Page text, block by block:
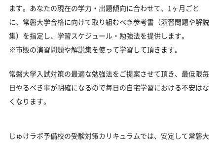
ます。あなたの現在の学力・出題傾向に合わせて、1ヶ月ごと
に、常磐大学合格に向けて取り組むべき参考書（演習問題や解説
集）を指定し、学習スケジュール・勉強法を提供します。
※市販の演習問題や解説集を使って学習して頂きます。
常磐大学入試対策の最適な勉強法をご提案させて頂き、最低限毎
日やるべき事が明確になるので毎日の自宅学習における不安はな
くなります。
じゅけラボ予備校の受験対策カリキュラムでは、安定して常磐大